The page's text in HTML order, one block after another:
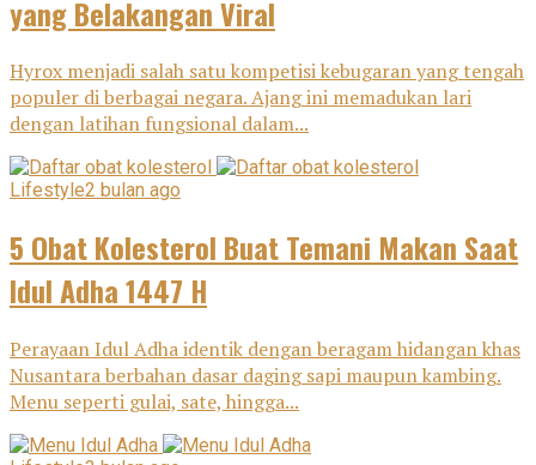
yang Belakangan Viral
Hyrox menjadi salah satu kompetisi kebugaran yang tengah
populer di berbagai negara. Ajang ini memadukan lari
dengan latihan fungsional dalam...
Lifestyle2 bulan ago
5 Obat Kolesterol Buat Temani Makan Saat
Idul Adha 1447 H
Perayaan Idul Adha identik dengan beragam hidangan khas
Nusantara berbahan dasar daging sapi maupun kambing.
Menu seperti gulai, sate, hingga...